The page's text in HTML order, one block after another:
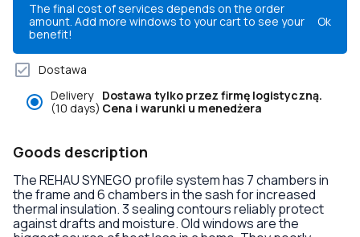
The final cost of services depends on the order
amount. Add more windows to your cart to see your
benefit!
Ok
Dostawa
Delivery
(10 days)
Dostawa tylko przez firmę logistyczną.
Cena i warunki u menedżera
Goods description
The REHAU SYNEGO profile system has 7 chambers in
the frame and 6 chambers in the sash for increased
thermal insulation. 3 sealing contours reliably protect
against drafts and moisture. Old windows are the